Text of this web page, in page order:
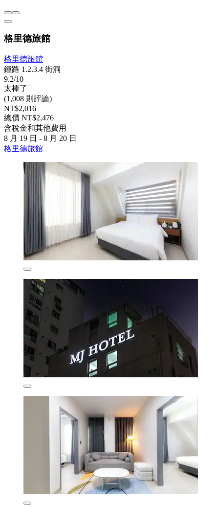
格里德旅館
格里德旅館
鍾路 1.2.3.4 街洞
9.2/10
太棒了
(1,008 則評論)
NT$2,016
總價 NT$2,476
含稅金和其他費用
8 月 19 日 - 8 月 20 日
格里德旅館